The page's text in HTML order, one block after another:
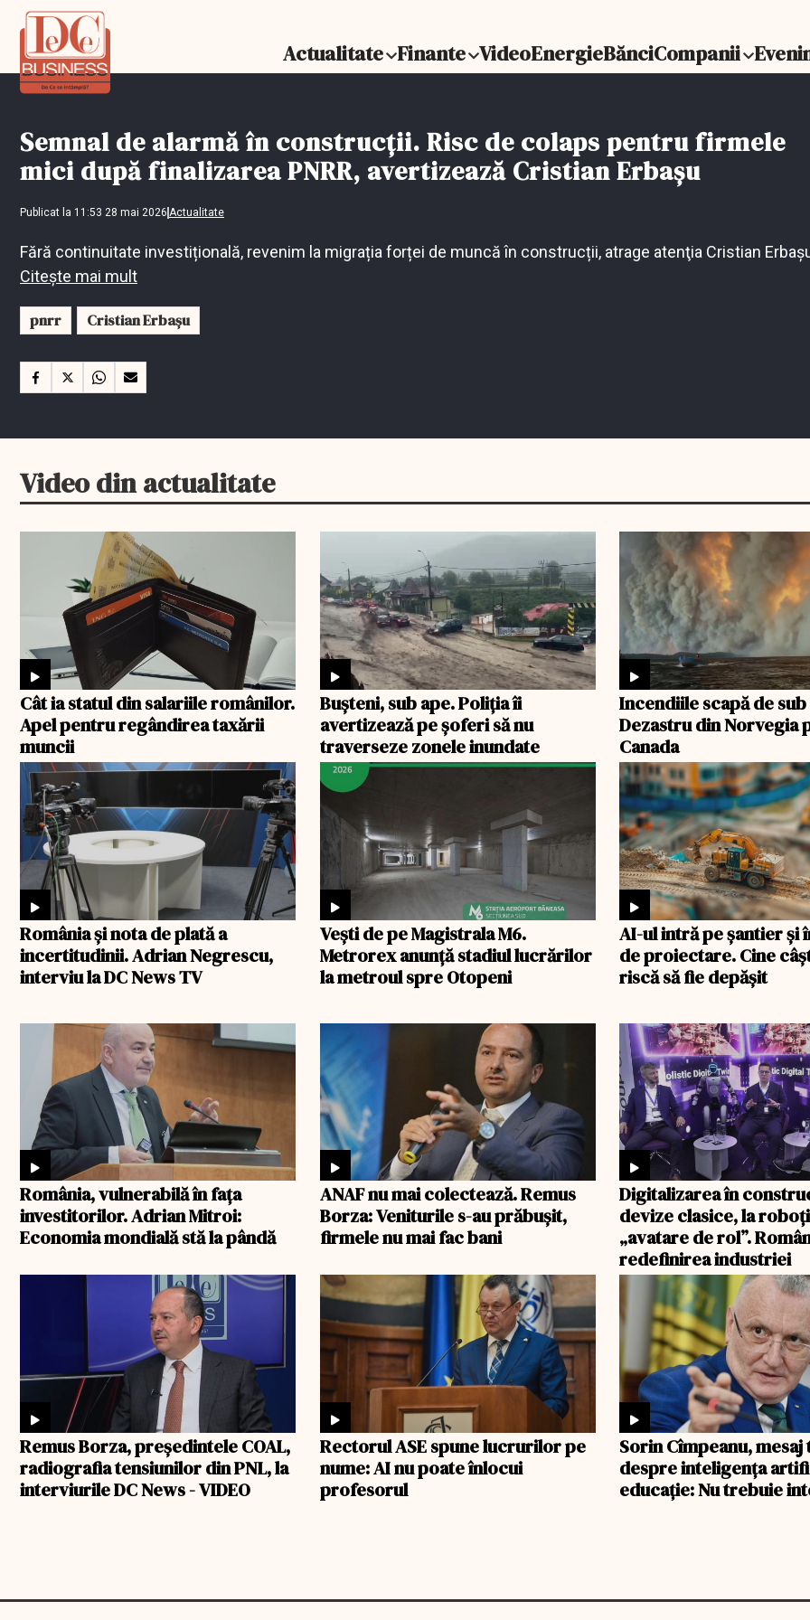
Actualitate Finante VideoEnergieBănciCompanii
Semnal de alarmă în construcții. Risc de colaps pentru firmele
mici după finalizarea PNRR, avertizează Cristian Erbaşu
Publicat la 11:53 28 mai 2026 Actualitate
Fără continuitate investițională, revenim la migrația forței de muncă în construcții, atrage atenţia Cristian
Citește mai mult
pnrr Cristian Erbașu
Video din actualitate
Cât ia statul din salariile românilor.
Apel pentru regândirea taxării
muncii
Bușteni, sub ape. Poliția îi
avertizează pe șoferi să nu
traverseze zonele inundate
Incendiile scapă de
Dezastru din Norvegia
Canada
România şi nota de plată a
incertitudinii. Adrian Negrescu,
interviu la DC News TV
Veşti de pe Magistrala M6.
Metrorex anunță stadiul lucrărilor
la metroul spre Otopeni
AI-ul intră pe șantier și
de proiectare. Cine
riscă să fie depășit
România, vulnerabilă în fața
investitorilor. Adrian Mitroi:
Economia mondială stă la pândă
ANAF nu mai colectează. Remus
Borza: Veniturile s-au prăbușit,
firmele nu mai fac bani
Digitalizarea în
devize clasice, la
„avatare de rol”.
redefinirea industriei
Remus Borza, președintele COAL,
radiografia tensiunilor din PNL, la
interviurile DC News - VIDEO
Rectorul ASE spune lucrurilor pe
nume: AI nu poate înlocui
profesorul
Sorin Cîmpeanu,
despre inteligența
educație: Nu trebuie